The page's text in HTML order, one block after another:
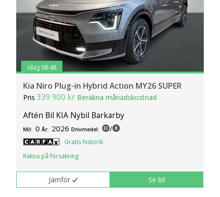
idag 08:48
Kia Niro Plug-in Hybrid Action MY26 SUPER
Pris339 900 kr Beräkna månadskostnad
Aftén Bil KIA Nybil Barkarby
Mil: 0 År: 2026 Drivmedel: /
Gratis historik
Räkna på försäkring
Jämför Se bil